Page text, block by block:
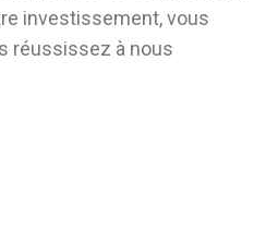
investissement, vous
réussissez à nous